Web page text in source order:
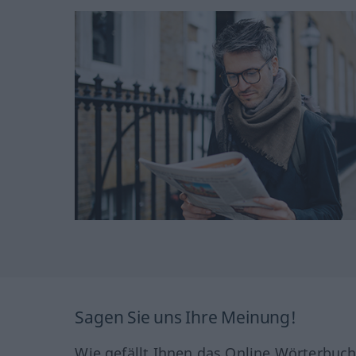
Sagen Sie uns Ihre Meinung!